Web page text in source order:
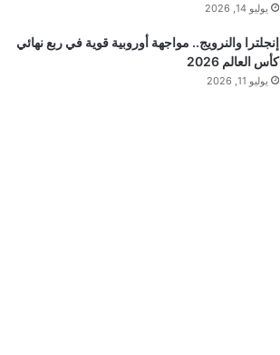
يوليو 14, 2026
إنجلترا والنرويج.. مواجهة أوروبية قوية في ربع نهائي
كأس العالم 2026
يوليو 11, 2026